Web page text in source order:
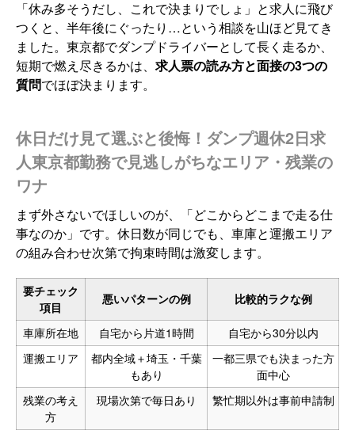
「休み多そうだし、これで決まりでしょ」と求人に飛び
つくと、半年後にぐったり…という相談を山ほど見てき
ました。東京都でダンプドライバーとして長く走るか、
短期で燃え尽きるかは、 求人票の読み方と面接の3つの
質問でほぼ決まります。
休日だけ見て選ぶと後悔！ダンプ週休2日求
人東京都勤務で見逃しがちなエリア・残業の
ワナ
まず外さないでほしいのが、「どこからどこまで走る仕
事なのか」です。休日数が同じでも、車庫と運搬エリア
の組み合わせ次第で拘束時間は激変します。
要チェック
項目
悪いパターンの例 比較的ラクな例
車庫所在地 自宅から片道1時間
自宅から30分以内
運搬エリア
都内全域＋埼玉・千葉
もあり
一都三県でも決まった方
面中心
残業の考え
方
現場次第で毎日あり 繁忙期以外は事前申請制